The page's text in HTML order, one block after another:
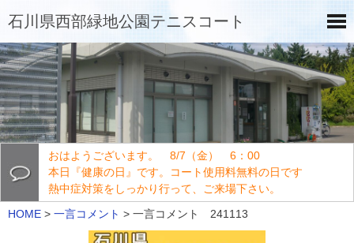
石川県西部緑地公園テニスコート
おはようございます。 8/7（金） 6：00
本日『健康の日』です。コート使用料無料の日です
熱中症対策をしっかり行って、ご来場下さい。
HOME > 一言コメント > 一言コメント 241113